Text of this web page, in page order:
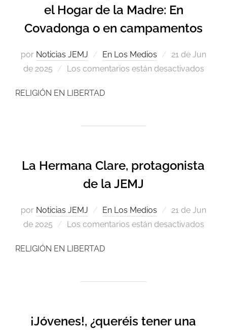
el Hogar de la Madre: En
Covadonga o en campamentos
por Noticias JEMJ En Los Medios
21 de Jun
de 2025
Los comentarios están desactivados
RELIGIÓN EN LIBERTAD
La Hermana Clare, protagonista
de la JEMJ
por Noticias JEMJ En Los Medios
21 de Jun
de 2025
Los comentarios están desactivados
RELIGIÓN EN LIBERTAD
¡Jóvenes!, ¿queréis tener una